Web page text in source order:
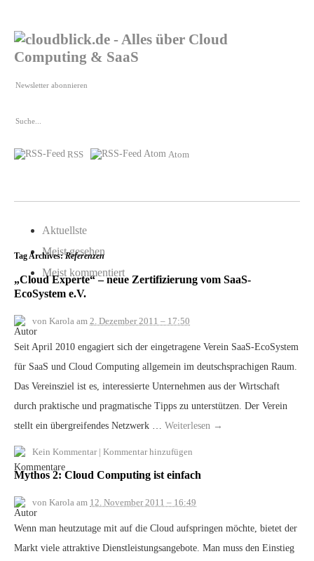
RSS Atom
Aktuellste
Meist gesehen
Meist kommentiert
Tag Archives:Referenzen
„Cloud Experte“ – neue Zertifizierung vom SaaS-
EcoSystem e.V.
von Karola am 2. Dezember 2011 – 17:50
Seit April 2010 engagiert sich der eingetragene Verein SaaS-EcoSystem
für SaaS und Cloud Computing allgemein im deutschsprachigen Raum.
Das Vereinsziel ist es, interessierte Unternehmen aus der Wirtschaft
durch praktische und pragmatische Tipps zu unterstützen. Der Verein
stellt ein übergreifendes Netzwerk … Weiterlesen →
Kein Kommentar| Kommentar hinzufügen
Mythos 2: Cloud Computing ist einfach
von Karola am 12. November 2011 – 16:49
Wenn man heutzutage mit auf die Cloud aufspringen möchte, bietet der
Markt viele attraktive Dienstleistungsangebote. Man muss den Einstieg